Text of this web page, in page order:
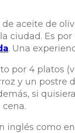
aceite de
ciudad. Es
. Una
por 4 platos
y un postre
si
inglés como